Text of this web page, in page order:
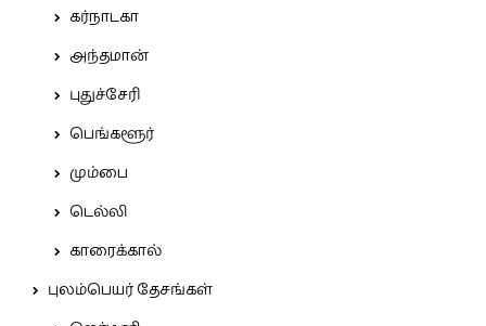
கர்நாடகா
அந்தமான்
புதுச்சேரி
பெங்களூர்
மும்பை
டெல்லி
காரைக்கால்
புலம்பெயர் தேசங்கள்